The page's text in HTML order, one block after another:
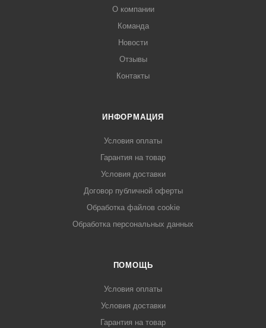
О компании
Команда
Новости
Отзывы
Контакты
ИНФОРМАЦИЯ
Условия оплаты
Гарантия на товар
Условия доставки
Договор публичной оферты
Обработка файлов cookie
Обработка персональных данных
ПОМОЩЬ
Условия оплаты
Условия доставки
Гарантия на товар